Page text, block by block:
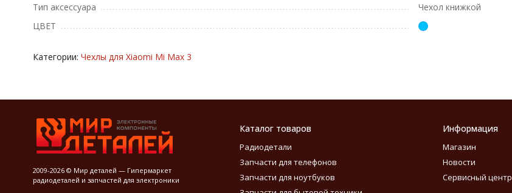
Тип аксессуара
Чехол книжкой
ЦВЕТ
Категории: Чехлы для Xiaomi Mi Max 3
2009-2026 © Мир деталей — Гипермаркет
радиодеталей и запчастей для электроники
Каталог товаров
Радиодетали
Запчасти для телефонов
Запчасти для ноутбуков
Информация
Магазин
Новости
Сервисный центр